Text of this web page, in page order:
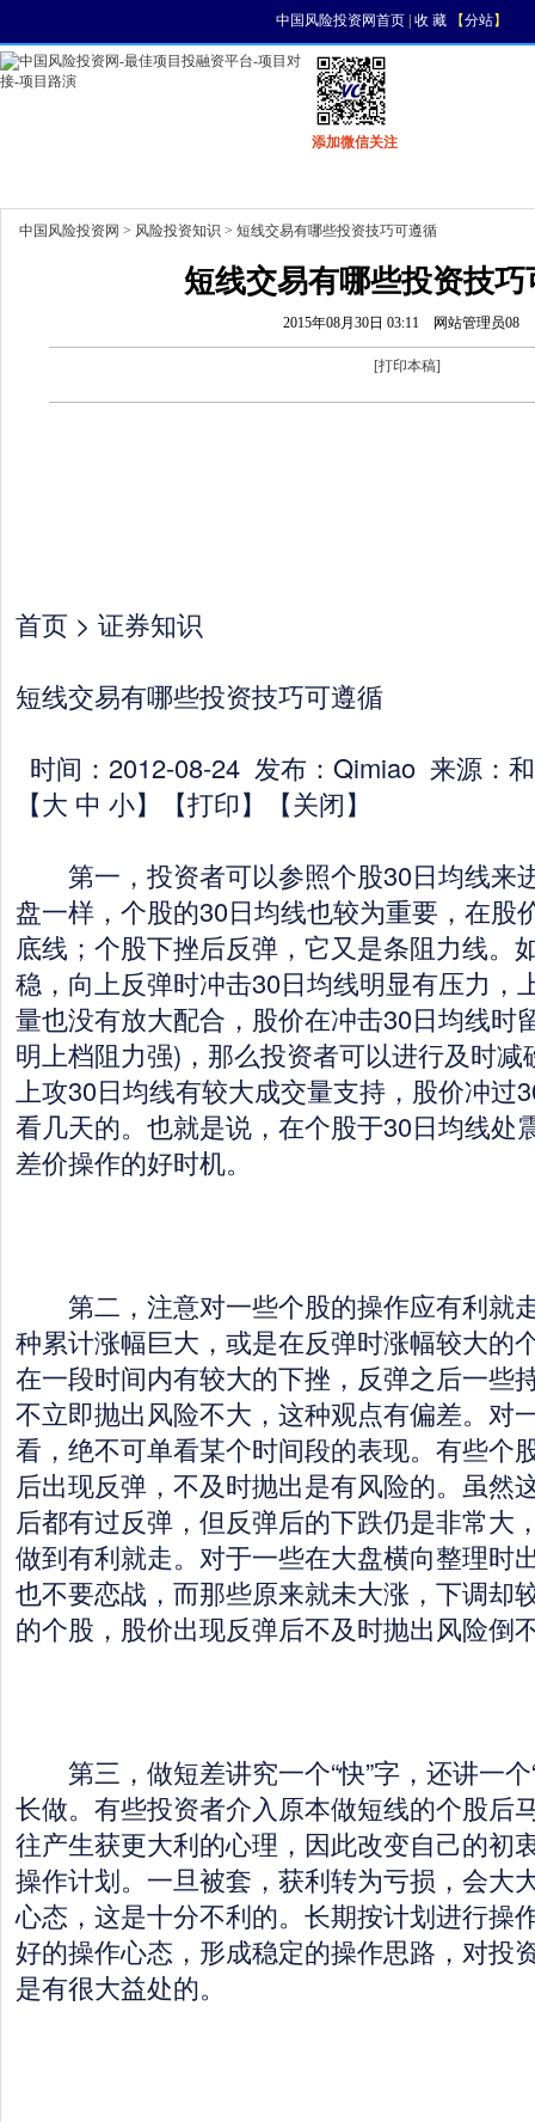
中国风险投资网首页| 收 藏【分站】
添加微信关注
中国风险投资网 > 风险投资知识 > 短线交易有哪些投资技巧可遵循
短线交易有哪些投资技巧
2015年08月30日 03:11 网站管理员08
[打印本稿]
首页 > 证券知识
短线交易有哪些投资技巧可遵循
时间：2012-08-24 发布：Qimiao 来源：
【大 中 小】【打印】【关闭】
第一，投资者可以参照个股30日均线来
盘一样，个股的30日均线也较为重要，在股
底线；个股下挫后反弹，它又是条阻力线。
稳，向上反弹时冲击30日均线明显有压力，
量也没有放大配合，股价在冲击30日均线时
明上档阻力强)，那么投资者可以进行及时
上攻30日均线有较大成交量支持，股价冲过
看几天的。也就是说，在个股于30日均线处
差价操作的好时机。
第二，注意对一些个股的操作应有利就
种累计涨幅巨大，或是在反弹时涨幅较大的
在一段时间内有较大的下挫，反弹之后一些
不立即抛出风险不大，这种观点有偏差。对
看，绝不可单看某个时间段的表现。有些个
后出现反弹，不及时抛出是有风险的。虽然
后都有过反弹，但反弹后的下跌仍是非常大
做到有利就走。对于一些在大盘横向整理时
也不要恋战，而那些原来就未大涨，下调却
的个股，股价出现反弹后不及时抛出风险倒
第三，做短差讲究一个“快”字，还讲一个
长做。有些投资者介入原本做短线的个股后
往产生获更大利的心理，因此改变自己的初
操作计划。一旦被套，获利转为亏损，会大
心态，这是十分不利的。长期按计划进行操
好的操作心态，形成稳定的操作思路，对投
是有很大益处的。